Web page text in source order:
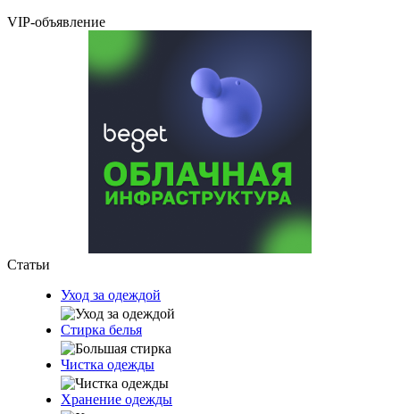
VIP-объявление
Статьи
Уход за одеждой
Стирка белья
Чистка одежды
Хранение одежды